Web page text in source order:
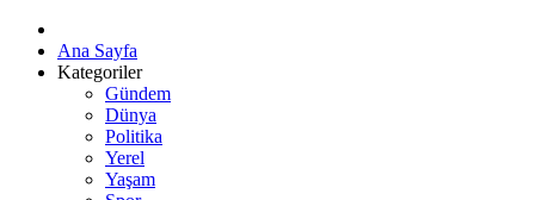
Ana Sayfa
Kategoriler
Gündem
Dünya
Politika
Yerel
Yaşam